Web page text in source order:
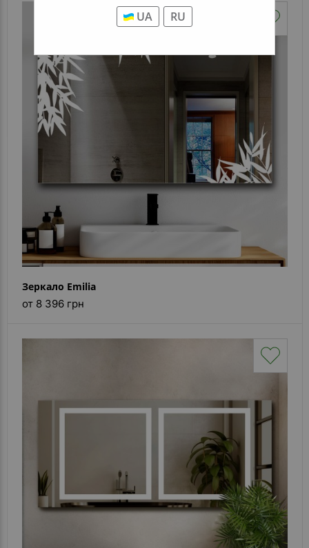
UA RU
Зеркало Emilia
от 8 396 грн